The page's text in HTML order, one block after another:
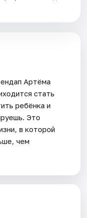
Артёма
стать
ребёнка и
Это
в которой
чем